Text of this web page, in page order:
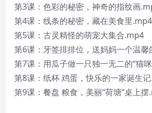
第3课：色彩的秘密，神奇的指纹画
第4课：线条的秘密，藏在美食里.mp4
第5课：古灵精怪的萌宠大集合.mp4
第6课：牙签排排位，送妈妈一个温
第7课：用瓜子做一只独一无二的“猫
第8课：纸杯 鸡蛋，快乐的一家诞生
第9课：餐盘 粮食，美丽“荷塘”桌上